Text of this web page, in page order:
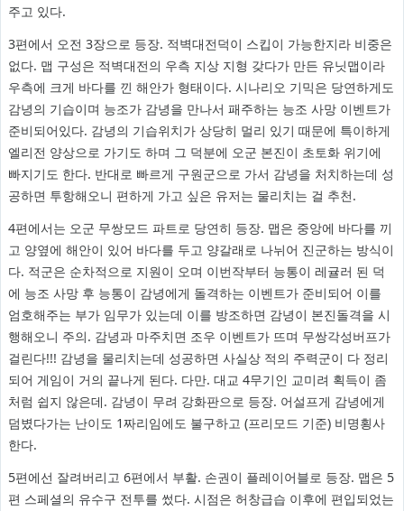
주고 있다.
3편에서 오전 3장으로 등장. 적벽대전덕이 스킵이 가능한지라 비중은
없다. 맵 구성은 적벽대전의 우측 지상 지형 갖다가 만든 유닛맵이라
우측에 크게 바다를 낀 해안가 형태이다. 시나리오 기믹은 당연하게도
감녕의 기습이며 능조가 감녕을 만나서 패주하는 능조 사망 이벤트가
준비되어있다. 감녕의 기습위치가 상당히 멀리 있기 때문에 특이하게
엘리전 양상으로 가기도 하며 그 덕분에 오군 본진이 초토화 위기에
빠지기도 한다. 반대로 빠르게 구원군으로 가서 감녕을 처치하는데 성
공하면 투항해오니 편하게 가고 싶은 유저는 물리치는 걸 추천.
4편에서는 오군 무쌍모드 파트로 당연히 등장. 맵은 중앙에 바다를 끼
고 양옆에 해안이 있어 바다를 두고 양갈래로 나뉘어 진군하는 방식이
다. 적군은 순차적으로 지원이 오며 이번작부터 능통이 레귤러 된 덕
에 능조 사망 후 능통이 감녕에게 돌격하는 이벤트가 준비되어 이를
엄호해주는 부가 임무가 있는데 이를 방조하면 감녕이 본진돌격을 시
행해오니 주의. 감녕과 마주치면 조우 이벤트가 뜨며 무쌍각성버프가
걸린다!!! 감녕을 물리치는데 성공하면 사실상 적의 주력군이 다 정리
되어 게임이 거의 끝나게 된다. 다만. 대교 4무기인 교미려 획득이 좀
처럼 쉽지 않은데. 감녕이 무려 강화판으로 등장. 어설프게 감녕에게
덤볐다가는 난이도 1짜리임에도 불구하고 (프리모드 기준) 비명횡사
한다.
5편에선 잘려버리고 6편에서 부활. 손권이 플레이어블로 등장. 맵은 5
편 스페셜의 유수구 전투를 썼다. 시점은 허창급습 이후에 편입되었는